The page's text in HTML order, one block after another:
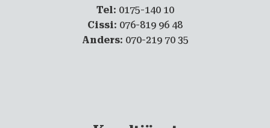
Tel: 0175-140 10
Cissi: 076-819 96 48
Anders: 070-219 70 35